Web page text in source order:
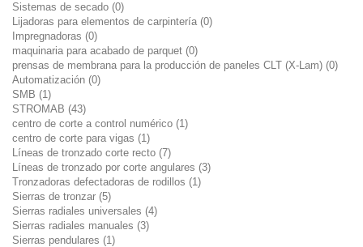
Sistemas de secado (0)
Lijadoras para elementos de carpintería (0)
Impregnadoras (0)
maquinaria para acabado de parquet (0)
prensas de membrana para la producción de paneles CLT (X-Lam) (0)
Automatización (0)
SMB (1)
STROMAB (43)
centro de corte a control numérico (1)
centro de corte para vigas (1)
Líneas de tronzado corte recto (7)
Líneas de tronzado por corte angulares (3)
Tronzadoras defectadoras de rodillos (1)
Sierras de tronzar (5)
Sierras radiales universales (4)
Sierras radiales manuales (3)
Sierras pendulares (1)